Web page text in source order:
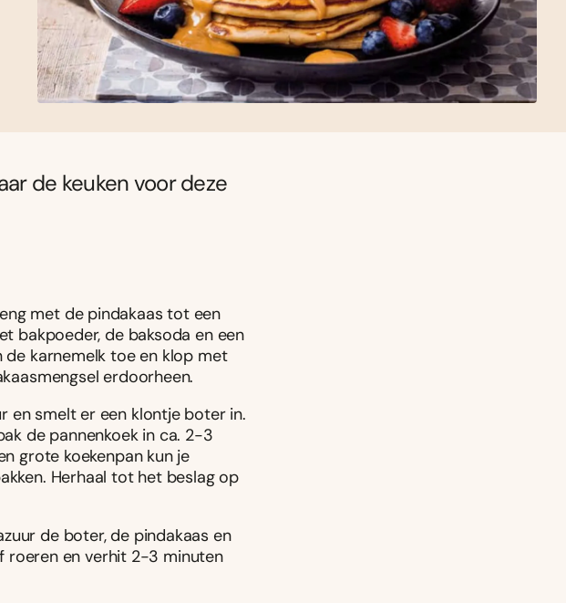
de keuken voor deze
met de pindakaas tot een
bakpoeder, de baksoda en een
de karnemelk toe en klop met
erdoorheen.
en smelt er een klontje boter in.
de pannenkoek in ca. 2-3
grote koekenpan kun je
Herhaal tot het beslag op
de boter, de pindakaas en
roeren en verhit 2-3 minuten